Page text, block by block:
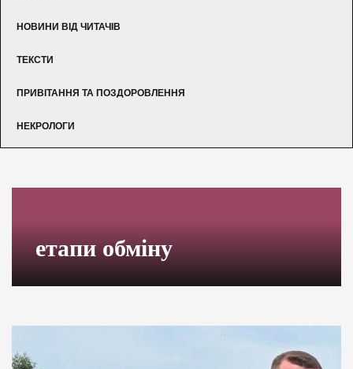
НОВИНИ ВІД ЧИТАЧІВ
ТЕКСТИ
ПРИВІТАННЯ ТА ПОЗДОРОВЛЕННЯ
НЕКРОЛОГИ
етапи обміну